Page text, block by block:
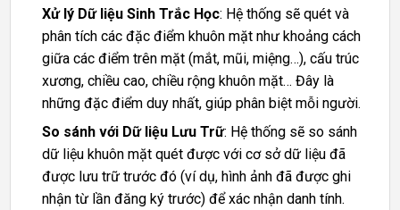
Xử lý Dữ liệu Sinh Trắc Học: Hệ thống sẽ quét và
phân tích các đặc điểm khuôn mặt như khoảng cách
giữa các điểm trên mặt (mắt, mũi, miệng…), cấu trúc
xương, chiều cao, chiều rộng khuôn mặt… Đây là
những đặc điểm duy nhất, giúp phân biệt mỗi người.
So sánh với Dữ liệu Lưu Trữ: Hệ thống sẽ so sánh
dữ liệu khuôn mặt quét được với cơ sở dữ liệu đã
được lưu trữ trước đó (ví dụ, hình ảnh đã được ghi
nhận từ lần đăng ký trước) để xác nhận danh tính.